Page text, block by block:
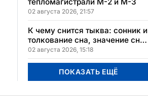
02 августа 2026, 21:57
К чему снится тыква: сонник и
толкование сна, значение сна
в различных культурах
02 августа 2026, 15:18
ПОКАЗАТЬ ЕЩЁ